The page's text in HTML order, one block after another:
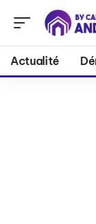
Actualité